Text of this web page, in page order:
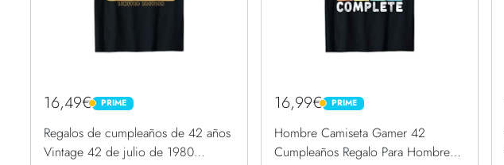
16,49€ PRIME
PRIME
Regalos de cumpleaños de 42 años
Vintage 42 de julio de 1980
16,99€ PRIME
PRIME
Hombre Camiseta Gamer 42
Cumpleaños Regalo Para Hombres